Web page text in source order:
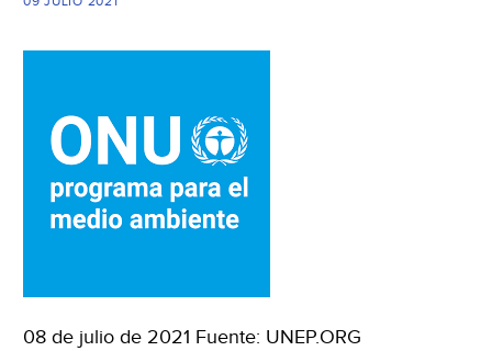
08 de julio de 2021 Fuente: UNEP.ORG